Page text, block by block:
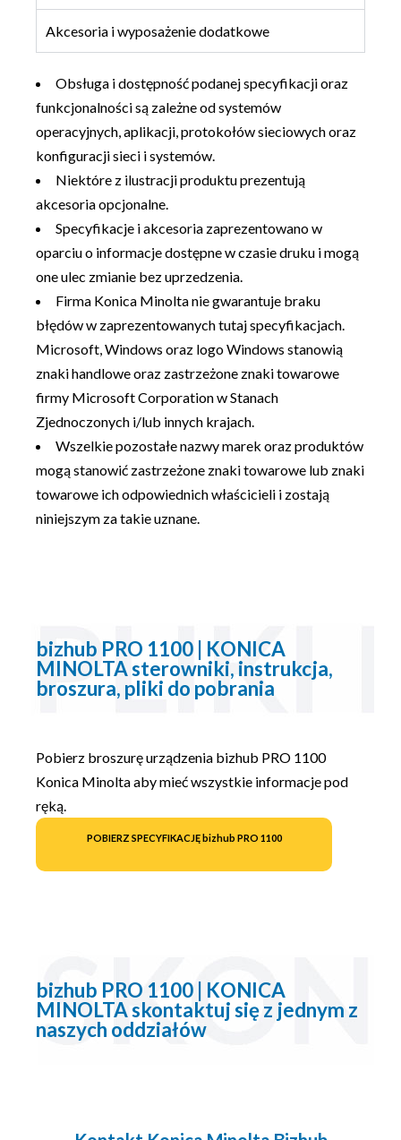
Akcesoria i wyposażenie dodatkowe
Obsługa i dostępność podanej specyfikacji oraz
funkcjonalności są zależne od systemów
operacyjnych, aplikacji, protokołów sieciowych oraz
konfiguracji sieci i systemów.
Niektóre z ilustracji produktu prezentują
akcesoria opcjonalne.
Specyfikacje i akcesoria zaprezentowano w
oparciu o informacje dostępne w czasie druku i mogą
one ulec zmianie bez uprzedzenia.
Firma Konica Minolta nie gwarantuje braku
błędów w zaprezentowanych tutaj specyfikacjach.
Microsoft, Windows oraz logo Windows stanowią
znaki handlowe oraz zastrzeżone znaki towarowe
firmy Microsoft Corporation w Stanach
Zjednoczonych i/lub innych krajach.
Wszelkie pozostałe nazwy marek oraz produktów
mogą stanowić zastrzeżone znaki towarowe lub znaki
towarowe ich odpowiednich właścicieli i zostają
niniejszym za takie uznane.
bizhub PRO 1100 | KONICA
MINOLTA sterowniki, instrukcja,
broszura, pliki do pobrania
Pobierz broszurę urządzenia bizhub PRO 1100
Konica Minolta aby mieć wszystkie informacje pod
ręką.
POBIERZ SPECYFIKACJĘ bizhub PRO 1100
bizhub PRO 1100 | KONICA
MINOLTA skontaktuj się z jednym z
naszych oddziałów